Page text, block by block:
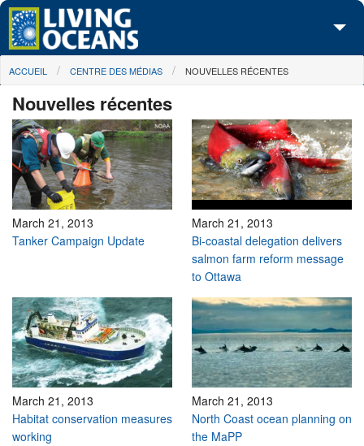
Skip to main content
À propos de nous
Nos campagnes
Centre des Médias
Les Cartes
Passez à l'action
You are here
ACCUEIL CENTRE DES MÉDIAS NOUVELLES RÉCENTES
Nouvelles récentes
March 21, 2013
Tanker Campaign Update
March 21, 2013
Bi-coastal delegation delivers
salmon farm reform message
to Ottawa
March 21, 2013
Habitat conservation measures
working
March 21, 2013
North Coast ocean planning on
the MaPP